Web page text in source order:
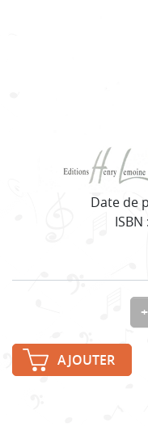
Date de
ISBN :
AJOUTER